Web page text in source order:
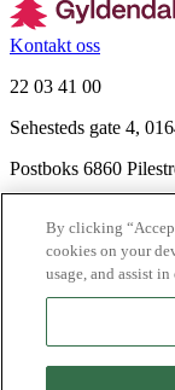
Kontakt oss
22 03 41 00
Sehesteds gate 4,
Postboks 6860
Nyhetsbrev
Ledige
Send inn
By clicking
cookies on your
usage, and assist